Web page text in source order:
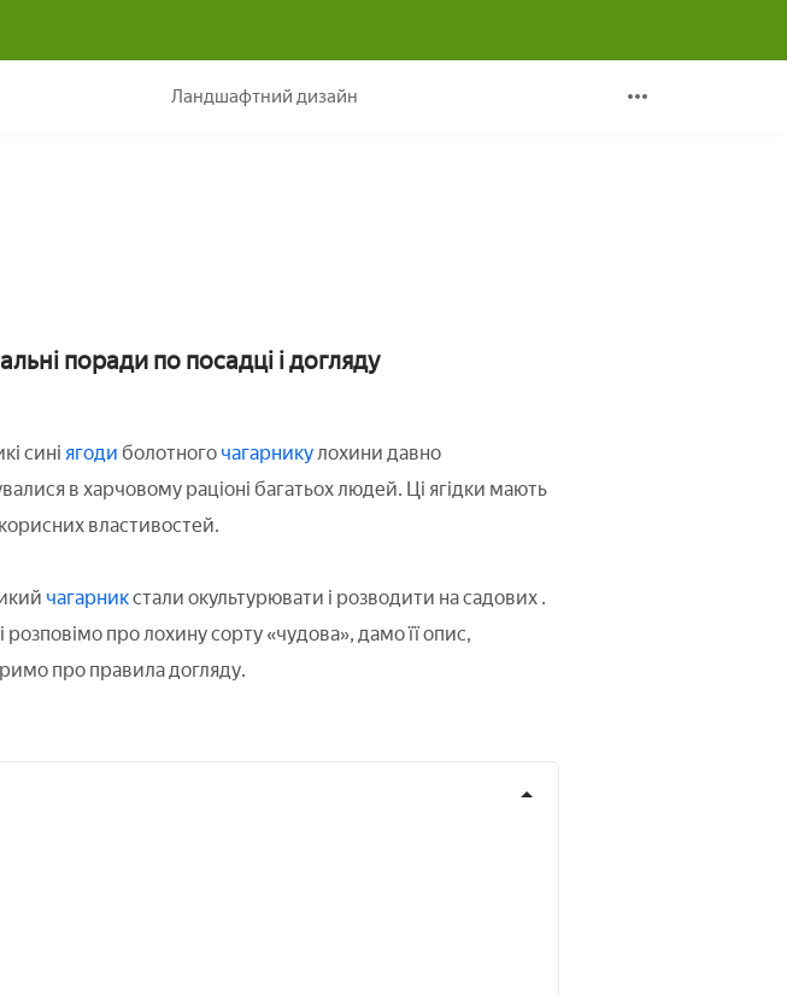
Ландшафтний дизайн
поради по посадці і догляду
сині ягоди болотного чагарникулохини давно
в харчовому раціоні багатьох людей. Ці ягідки мають
властивостей.
чагарникстали окультурювати і розводити на садових .
розповімо про лохину сорту «чудова», дамо її опис,
про правила догляду.